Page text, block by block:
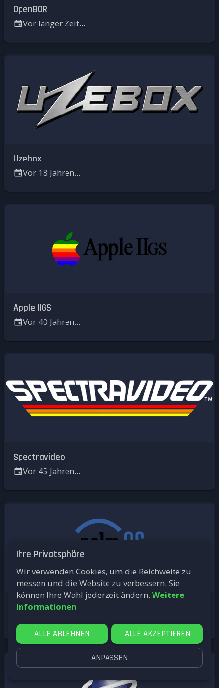
Ihre Privatsphäre
Wir verwenden Cookies, um die Reichweite zu
messen und die Website zu verbessern. Sie
können Ihre Wahl jederzeit ändern. Weitere
Informationen
ALLE ABLEHNEN ALLE AKZEPTIEREN
ANPASSEN
OpenBOR
Vor langer Zeit...
Uzebox
Vor 18 Jahren...
Apple IIGS
Vor 40 Jahren...
Spectravideo
Vor 45 Jahren...
Palm OS